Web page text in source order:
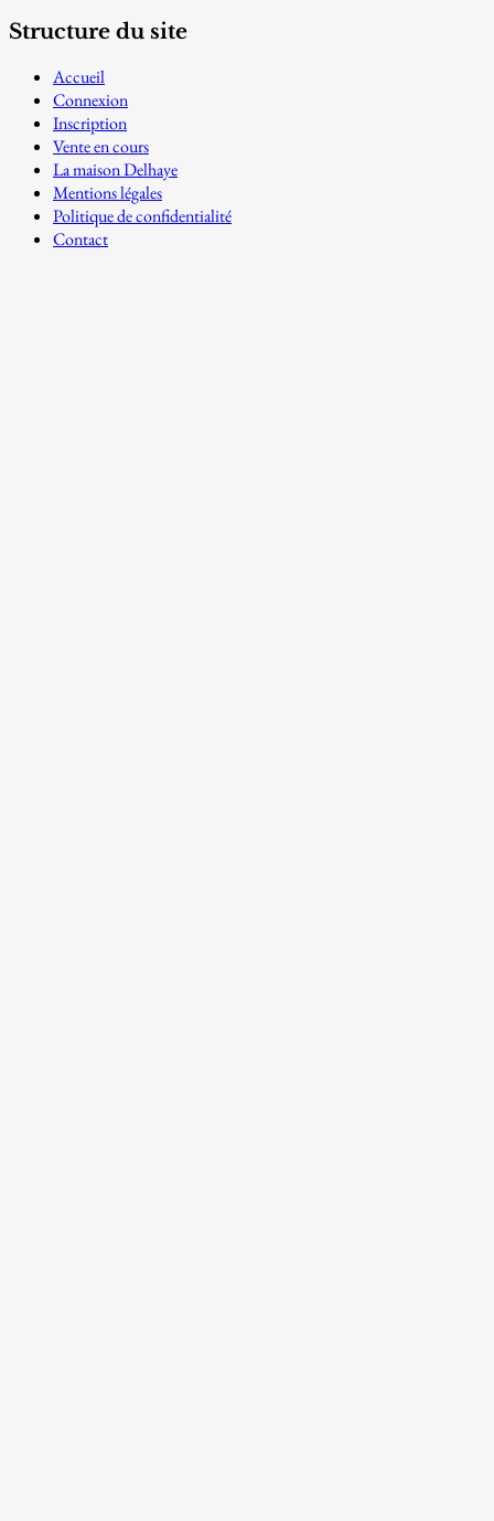
Structure du site
Accueil
Connexion
Inscription
Vente en cours
La maison Delhaye
Mentions légales
Politique de confidentialité
Contact